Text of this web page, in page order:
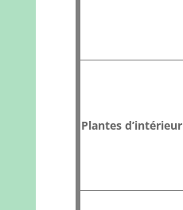
Plantes d’intérieur